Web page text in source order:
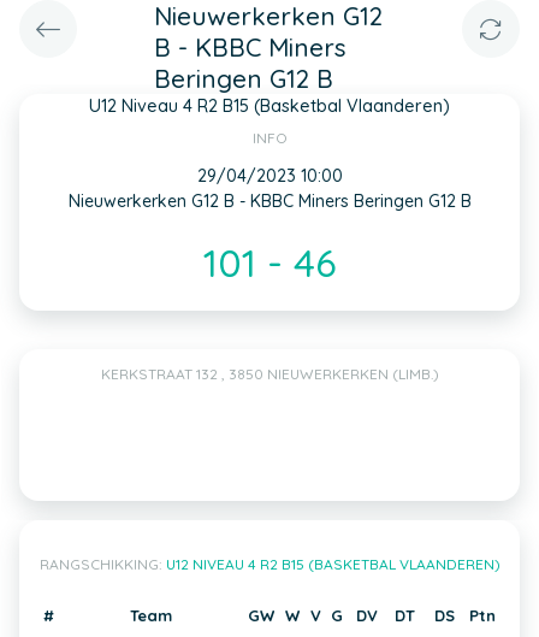
Nieuwerkerken G12
B - KBBC Miners
Beringen G12 B
U12 Niveau 4 R2 B15 (Basketbal Vlaanderen)
INFO
29/04/2023 10:00
Nieuwerkerken G12 B - KBBC Miners Beringen G12 B
101 - 46
KERKSTRAAT 132 , 3850 NIEUWERKERKEN (LIMB.)
RANGSCHIKKING: U12 NIVEAU 4 R2 B15 (BASKETBAL VLAANDEREN)
# Team GW W V G DV DT DS Ptn